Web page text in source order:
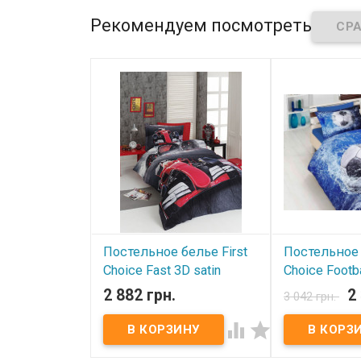
Рекомендуем посмотреть
Постельное белье First
Choice Fast 3D satin
полуторный
В наличии
Полуторный комплект First
2 882 грн.
 
Choice
В наличии
Полуторный
3 042 грн. 2